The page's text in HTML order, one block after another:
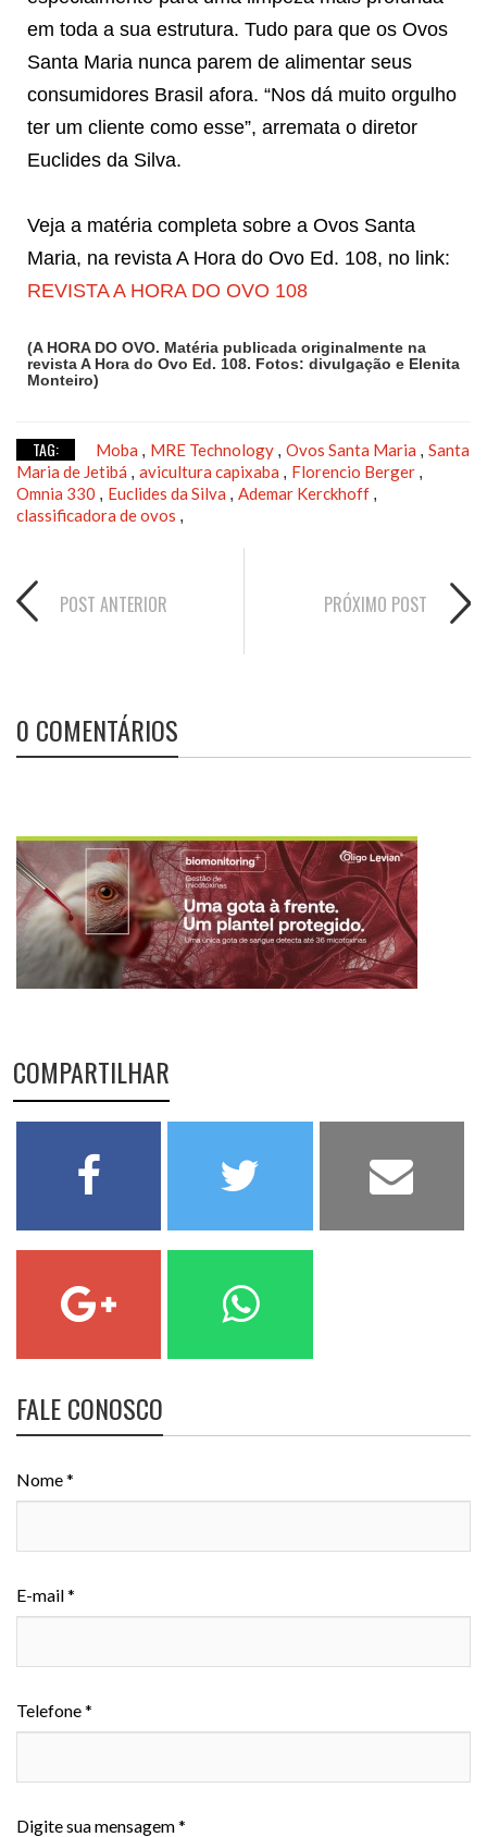
em toda a sua estrutura. Tudo para que os Ovos
Santa Maria nunca parem de alimentar seus
consumidores Brasil afora. “Nos dá muito orgulho
ter um cliente como esse”, arremata o diretor
Euclides da Silva.
Veja a matéria completa sobre a Ovos Santa
Maria, na revista A Hora do Ovo Ed. 108, no link:
REVISTA A HORA DO OVO 108
(A HORA DO OVO. Matéria publicada originalmente na
revista A Hora do Ovo Ed. 108. Fotos: divulgação e Elenita
Monteiro)
TAG: Moba , MRE Technology , Ovos Santa Maria , Santa
Maria de Jetibá , avicultura capixaba , Florencio Berger ,
Omnia 330 , Euclides da Silva , Ademar Kerckhoff ,
classificadora de ovos ,
POST ANTERIOR PRÓXIMO POST
0 COMENTÁRIOS
COMPARTILHAR
FALE CONOSCO
Nome *
E-mail *
Telefone *
Digite sua mensagem *